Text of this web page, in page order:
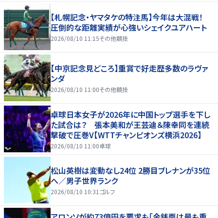
【札幌記念・ヤマタケの特注馬】今年は大混戦！
圧倒的な距離実績が心強いシェイクユアハート
2026/08/10 11:15その他競技
【中京記念見どころ】重賞で好走歴多数のラヴァ
ンダ
2026/08/10 11:00その他競技
卓球日本女子が2026年に中国トップ選手を下し
た試合は？ 張本美和が王芸迪＆陳幸同を連続
撃破で圧巻V【WTTチャンピオンズ横浜2026】
2026/08/10 11:00卓球
松山英樹は変動なし24位 2勝目ブレナンが35位
へ／男子世界ランク
2026/08/10 10:31 ゴルフ